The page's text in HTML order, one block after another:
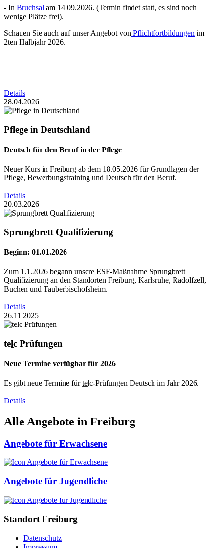
- In Bruchsal am 14.09.2026. (Termin findet statt, es sind noch
wenige Plätze frei).
Schauen Sie auch auf unser Angebot von Pflichtfortbildungen im
2ten Halbjahr 2026.
Details
28.04.2026
Pflege in Deutschland
Deutsch für den Beruf in der Pflege
Neuer Kurs in Freiburg ab dem 18.05.2026 für Grundlagen der
Pflege, Bewerbungstraining und Deutsch für den Beruf.
Details
20.03.2026
Sprungbrett Qualifizierung
Beginn: 01.01.2026
Zum 1.1.2026 begann unsere ESF-Maßnahme Sprungbrett
Qualifizierung an den Standorten Freiburg, Karlsruhe, Radolfzell,
Buchen und Tauberbischofsheim.
Details
26.11.2025
telc Prüfungen
Neue Termine verfügbar für 2026
Es gibt neue Termine fürtelc-Prüfungen Deutsch im Jahr 2026.
Details
Alle Angebote in Freiburg
Angebote für Erwachsene
Angebote für Jugendliche
Standort Freiburg
Datenschutz